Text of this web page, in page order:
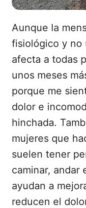
Aunque la
fisiológico y no
afecta a todas
unos meses
porque me
dolor e
hinchada.
mujeres que
suelen tener
caminar, andar
ayudan a
reducen el